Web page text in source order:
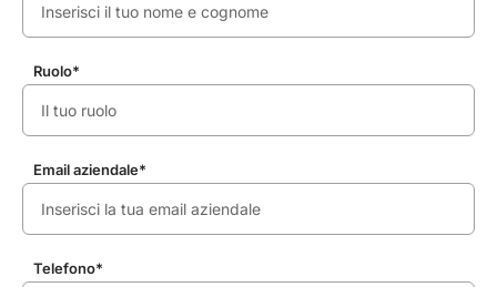
Ruolo*
Email aziendale*
Telefono*